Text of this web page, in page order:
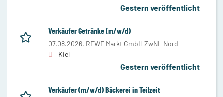
Gestern veröffentlicht
Verkäufer Getränke (m/w/d)
07.08.2026, REWE Markt GmbH ZwNL Nord
Kiel
Gestern veröffentlicht
Verkäufer (m/w/d) Bäckerei in Teilzeit